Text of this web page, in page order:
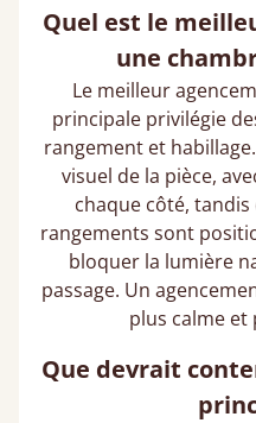
Quel est le
une
Le meilleur
principale privilégie
rangement et
visuel de la pièce,
chaque côté,
rangements sont
bloquer la lumière
passage. Un
plus calme
Que devrait